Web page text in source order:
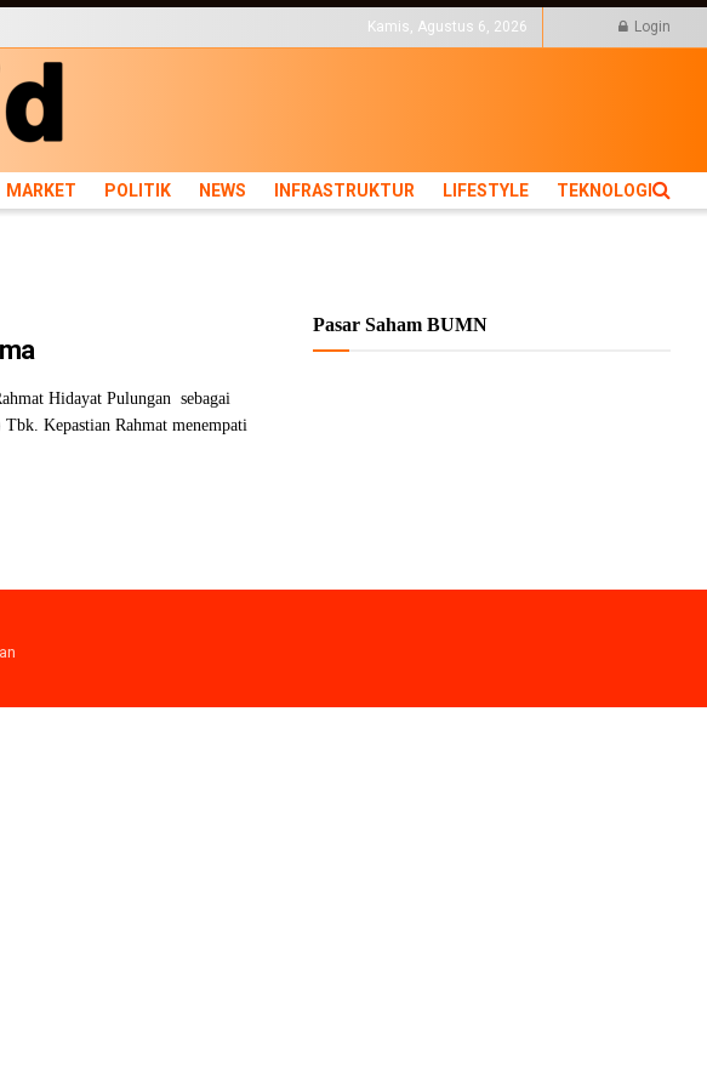
NEWS INFRASTRUKTUR LIFESTYLE
Kamis, Agustus 6, 2026 Login
MARKET POLITIK NEWS INFRASTRUKTUR LIFESTYLE TEKNOLOGI
Hidayat Pulungan sebagai
Kepastian Rahmat menempati
Pasar Saham BUMN